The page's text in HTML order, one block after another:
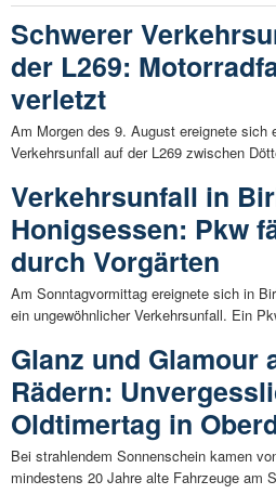
Schwerer
der L269:
verletzt
Am Morgen des 9. August ereignete sich
Verkehrsunfall auf der L269 zwischen
Verkehrsunfall in
Honigsessen: Pkw
durch Vorgärten
Am Sonntagvormittag ereignete sich in
ein ungewöhnlicher Verkehrsunfall. Ein
Glanz und Glamour
Rädern:
Oldtimertag in
Bei strahlendem Sonnenschein kamen
mindestens 20 Jahre alte Fahrzeuge am